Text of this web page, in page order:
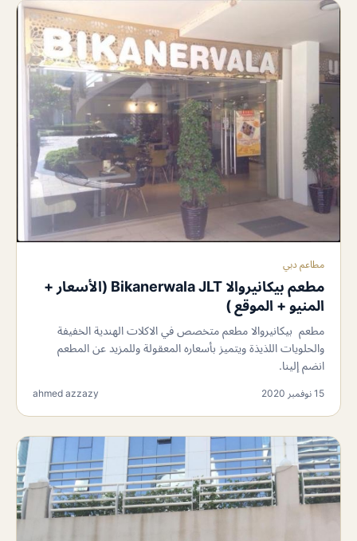
مطاعم دبي
مطعم بيكانيروالا Bikanerwala JLT (الأسعار +
المنيو + الموقع )
مطعم بيكانيروالا مطعم متخصص في الاكلات الهندية الخفيفة
والحلويات اللذيذة ويتميز بأسعاره المعقولة وللمزيد عن المطعم
انضم إلينا.
15 نوفمبر 2020 ahmed azzazy